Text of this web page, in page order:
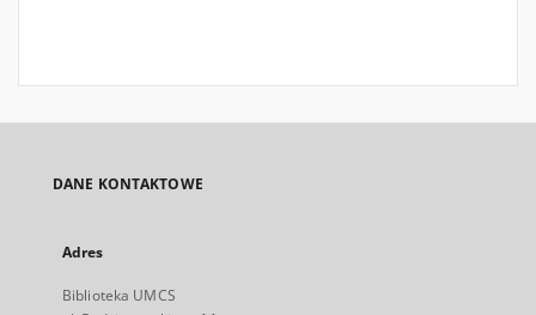
DANE KONTAKTOWE
Adres
Biblioteka UMCS